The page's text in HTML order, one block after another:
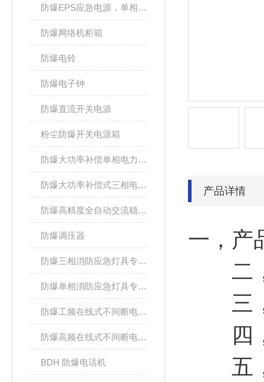
防爆EPS应急电源，单相/三相电源箱
防爆网络机柜箱
防爆电铃
防爆电子钟
防爆直流开关电源
粉尘防爆开关电源箱
防爆大功率补偿单相电力稳压器
防爆大功率补偿式三相电力稳压器
防爆高精度全自动交流稳压电源
防爆调压器
防爆三相消防应急灯具专用应急电源箱
防爆单相消防应急灯具专用应急电源箱
防爆工频在线式不间断电源箱
防爆高频在线式不间断电源箱
BDH 防爆电话机
产品详情
一，产
二，
三，
四，
五，